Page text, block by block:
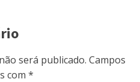
será publicado. Campos
com *